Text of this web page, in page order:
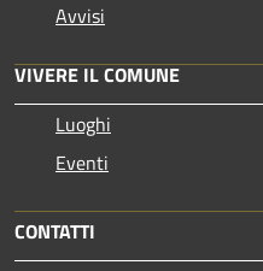
Avvisi
VIVERE IL COMUNE
Luoghi
Eventi
CONTATTI